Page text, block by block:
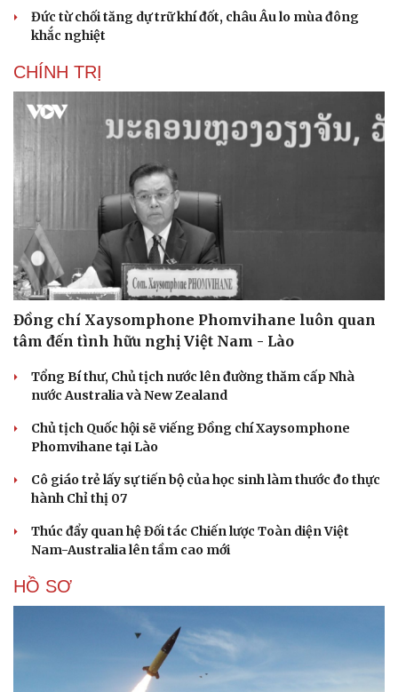
Đức từ chối tăng dự trữ khí đốt, châu Âu lo mùa đông
khắc nghiệt
CHÍNH TRỊ
Đồng chí Xaysomphone Phomvihane luôn quan
tâm đến tình hữu nghị Việt Nam - Lào
Tổng Bí thư, Chủ tịch nước lên đường thăm cấp Nhà
nước Australia và New Zealand
Chủ tịch Quốc hội sẽ viếng Đồng chí Xaysomphone
Phomvihane tại Lào
Cô giáo trẻ lấy sự tiến bộ của học sinh làm thước đo thực
hành Chỉ thị 07
Thúc đẩy quan hệ Đối tác Chiến lược Toàn diện Việt
Nam-Australia lên tầm cao mới
HỒ SƠ